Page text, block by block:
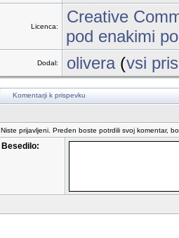
Licenca:
Creative
pod enakimi
Dodal: olivera(vsi
Komentarji k prispevku
Niste prijavljeni. Preden boste potrdili svoj komentar,
Besedilo: